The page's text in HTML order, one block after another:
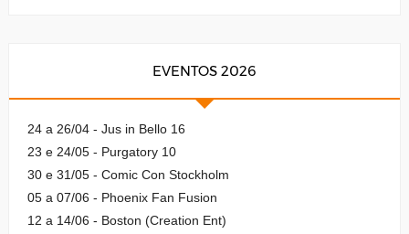
EVENTOS 2026
24 a 26/04 - Jus in Bello 16
23 e 24/05 - Purgatory 10
30 e 31/05 - Comic Con Stockholm
05 a 07/06 - Phoenix Fan Fusion
12 a 14/06 - Boston (Creation Ent)